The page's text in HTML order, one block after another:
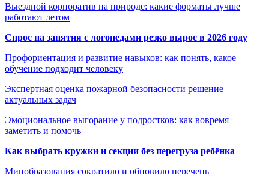
Выездной корпоратив на природе: какие форматы лучше
работают летом
Спрос на занятия с логопедами резко вырос в 2026 году
Профориентация и развитие навыков: как понять, какое
обучение подходит человеку
Экспертная оценка пожарной безопасности решение
актуальных задач
Эмоциональное выгорание у подростков: как вовремя
заметить и помочь
Как выбрать кружки и секции без перегруза ребёнка
Минобразования сократило и обновило перечень